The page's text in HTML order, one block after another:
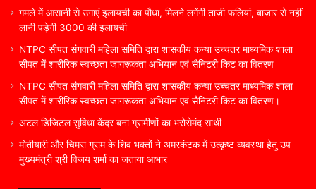
गमले में आसानी से उगाएं इलायची का पौधा, मिलने लगेंगी ताजी फलियां, बाजार से नहीं
लानी पड़ेगी 3000 की इलायची
NTPC सीपत संगवारी महिला समिति द्वारा शासकीय कन्या उच्चतर माध्यमिक शाला
सीपत में शारीरिक स्वच्छता जागरूकता अभियान एवं सैनिटरी किट का वितरण
NTPC सीपत संगवारी महिला समिति द्वारा शासकीय कन्या उच्चतर माध्यमिक शाला
सीपत में शारीरिक स्वच्छता जागरूकता अभियान एवं सैनिटरी किट का वितरण।
अटल डिजिटल सुविधा केंद्र बना ग्रामीणों का भरोसेमंद साथी
मोतीयारी और चिमरा ग्राम के शिव भक्तों ने अमरकंटक में उत्कृष्ट व्यवस्था हेतु उप
मुख्यमंत्री श्री विजय शर्मा का जताया आभार